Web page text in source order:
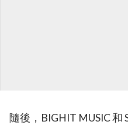
隨後，BIGHIT MUSIC 和